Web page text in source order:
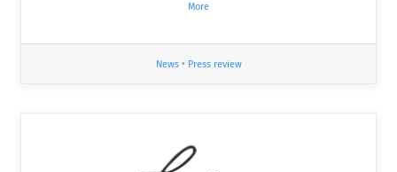
More
News• Press review